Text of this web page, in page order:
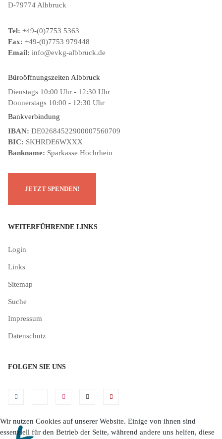
D-79774 Albbruck
Tel: +49-(0)7753 5363
Fax: +49-(0)7753 979448
Email: info@evkg-albbruck.de
Büroöffnungszeiten Albbruck
Dienstags 10:00 Uhr - 12:30 Uhr
Donnerstags 10:00 - 12:30 Uhr
Bankverbindung
IBAN: DE02684522900007560709
BIC: SKHRDE6WXXX
Bankname: Sparkasse Hochrhein
WEITERFÜHRENDE LINKS
Login
Links
Sitemap
Suche
Impressum
Datenschutz
FOLGEN SIE UNS
Wir nutzen Cookies auf unserer Website. Einige von ihnen sind
essenziell für den Betrieb der Seite, während andere uns helfen, diese